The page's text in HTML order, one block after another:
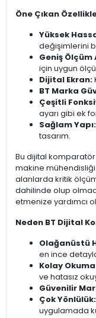
Öne Çıkan
Yüksek
değişimlerini
Geniş Ölçüm
için uygun
Dijital Ekran:
BT Marka
Çeşitli
ayarı gibi ek
Sağlam Yapı:
tasarım.
Bu dijital
makine
alanlarda kritik
dahilinde olup
etmenize yardımcı
Neden BT Dijital
Olağanüstü
en ince
Kolay
ve hatasız
Güvenilir
Çok Yönlülük:
uygulamada